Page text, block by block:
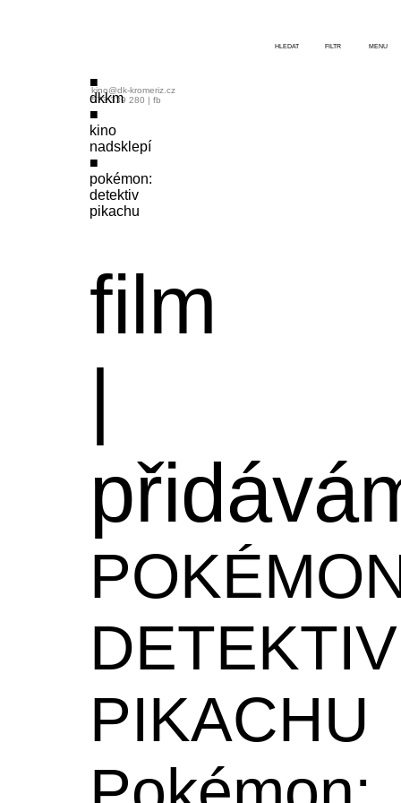
dkkm
kino
nadsklepí
pokémon:
detektiv
pikachu
film
|
DETEKTIV
PIKACHU
kino@dk-kromeriz.cz
573 339 280 | fb
HLEDAT FILTR MENU